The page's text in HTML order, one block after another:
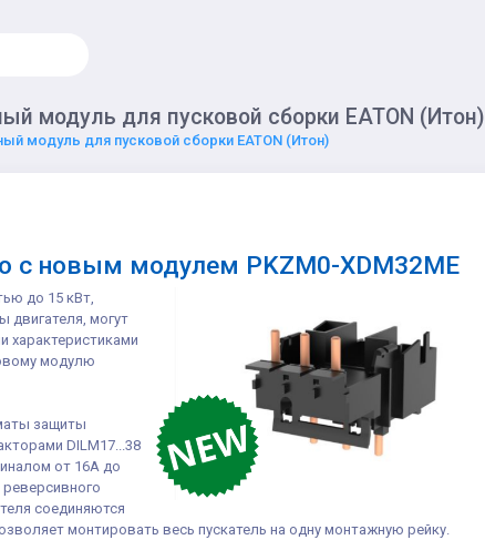
модуль для пусковой сборки EATON (Итон)
модуль для пусковой сборки EATON (Итон)
с новым модулем PKZM0-XDM32ME
до 15 кВт,
двигателя, могут
модулю
защиты
DILM17...38
от 16A до
соединяются
монтировать весь пускатель на одну монтажную рейку.